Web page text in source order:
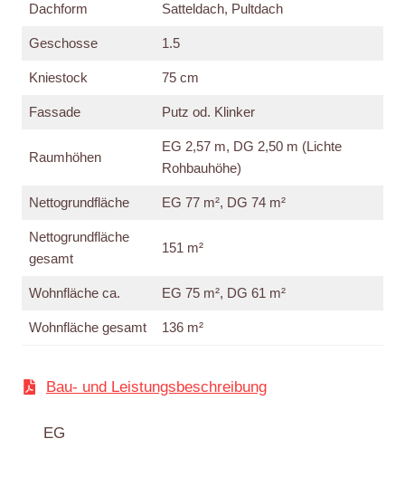
Dachform Satteldach, Pultdach
Geschosse 1.5
Kniestock 75 cm
Fassade Putz od. Klinker
Raumhöhen
EG 2,57 m, DG 2,50 m (Lichte
Rohbauhöhe)
Nettogrundfläche EG 77 m², DG 74 m²
Nettogrundfläche
gesamt
151 m²
Wohnfläche ca. EG 75 m², DG 61 m²
Wohnfläche gesamt 136 m²
Bau- und Leistungsbeschreibung
EG